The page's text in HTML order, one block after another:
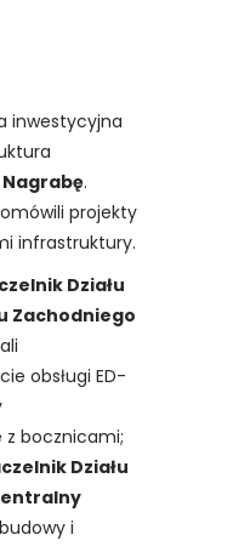
inwestycyjna
.
projekty
infrastruktury.
Działu
Zachodniego
obsługi ED-
z bocznicami;
Działu
i